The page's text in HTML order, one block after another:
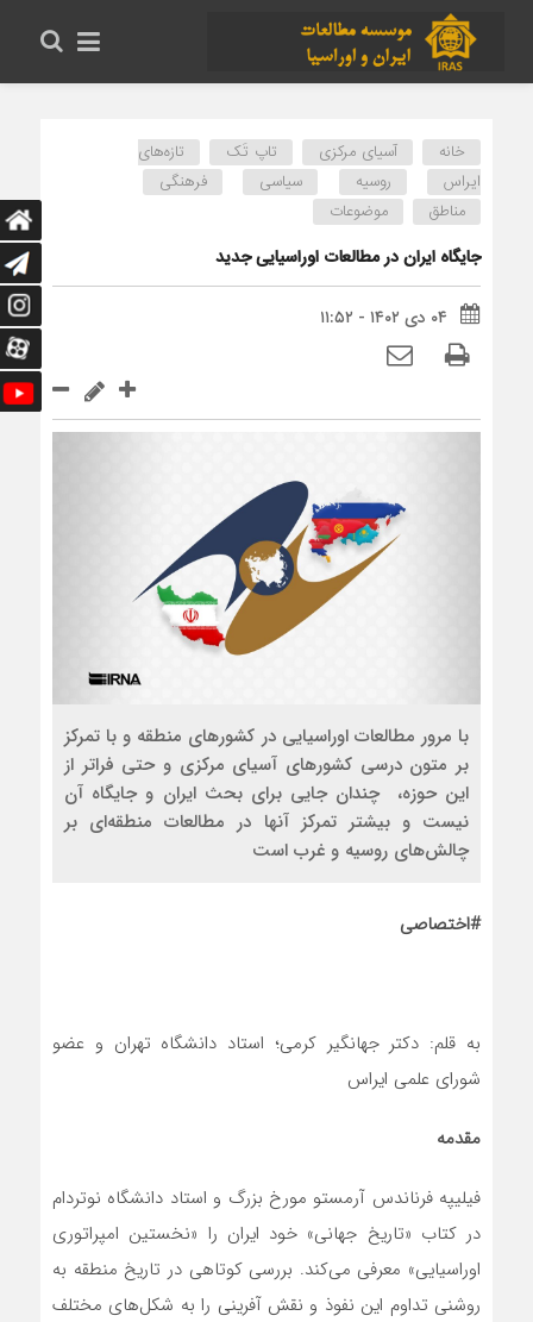
خانه آسیای مرکزی تاپ تَک
تازه‌های
ایراس
روسیه سیاسی
فرهنگی
مناطق
موضوعات
جایگاه ایران در مطالعات اوراسیایی جدید
۰۴ دی ۱۴۰۲ - ۱۱:۵۲
با مرور مطالعات اوراسیایی در کشورهای منطقه و با تمرکز
بر متون درسی کشورهای آسیای مرکزی و حتی فراتر از
این حوزه، چندان جایی برای بحث ایران و جایگاه آن
نیست و بیشتر تمرکز آنها در مطالعات منطقه‌ای بر
چالش‌های روسیه و غرب است
#اختصاصی
به قلم: دکتر جهانگیر کرمی؛ استاد دانشگاه تهران و عضو
شورای علمی ایراس
مقدمه
فیلیپه فرناندس آرمستو مورخ بزرگ و استاد دانشگاه نوتردام
در کتاب «تاریخ جهانی» خود ایران را «نخستین امپراتوری
اوراسیایی» معرفی می‌کند. بررسی کوتاهی در تاریخ منطقه به
روشنی تداوم این نفوذ و نقش آفرینی را به شکل‌های مختلف